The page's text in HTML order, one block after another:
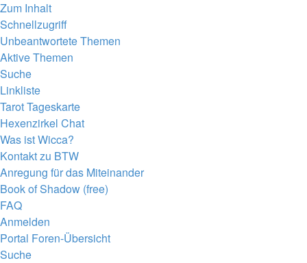
Zum Inhalt
Schnellzugriff
Unbeantwortete Themen
Aktive Themen
Suche
Linkliste
Tarot Tageskarte
Hexenzirkel Chat
Was ist Wicca?
Kontakt zu BTW
Anregung für das Miteinander
Book of Shadow (free)
FAQ
Anmelden
Portal Foren-Übersicht
Suche